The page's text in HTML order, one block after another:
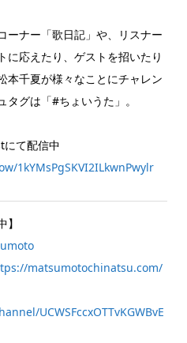
ーナー「歌日記」や、リスナー
に応えたり、ゲストを招いたり
本千夏が様々なことにチャレン
グは「#ちょいうた」。
て配信中
1kYMsPgSKVI2ILkwnPwylr
matsumotochinatsu.com/
UCWSFccxOTTvKGWBvE